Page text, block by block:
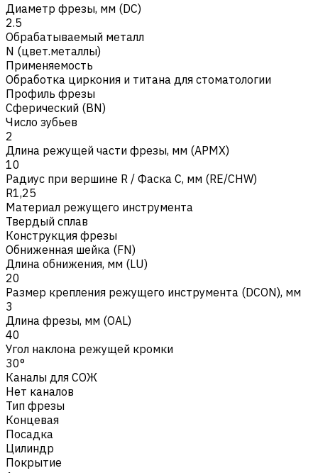
Диаметр фрезы, мм (DC)
2.5
Обрабатываемый металл
N (цвет.металлы)
Применяемость
Обработка циркония и титана для стоматологии
Профиль фрезы
Сферический (BN)
Число зубьев
2
Длина режущей части фрезы, мм (APMX)
10
Радиус при вершине R / Фаска C, мм (RE/CHW)
R1,25
Материал режущего инструмента
Твердый сплав
Конструкция фрезы
Обниженная шейка (FN)
Длина обнижения, мм (LU)
20
Размер крепления режущего инструмента (DCON), мм
3
Длина фрезы, мм (OAL)
40
Угол наклона режущей кромки
30°
Каналы для СОЖ
Нет каналов
Тип фрезы
Концевая
Посадка
Цилиндр
Покрытие